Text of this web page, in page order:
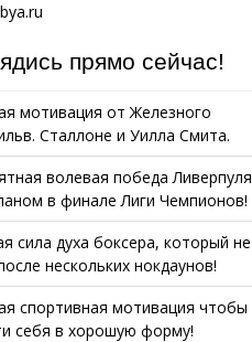
прямо сейчас!
мотивация от Железного
Сталлоне и Уилла Смита.
волевая победа Ливерпуля
в финале Лиги Чемпионов!
сила духа боксера, который не
нескольких нокдаунов!
спортивная мотивация чтобы
себя в хорошую форму!